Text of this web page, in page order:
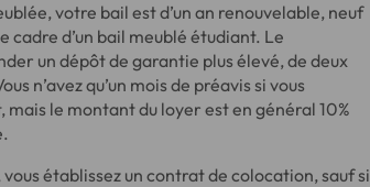
votre bail est d’un an renouvelable, neuf
cadre d’un bail meublé étudiant. Le
un dépôt de garantie plus élevé, de deux
n’avez qu’un mois de préavis si vous
le montant du loyer est en général 10%
vous établissez un contrat de colocation, sauf si